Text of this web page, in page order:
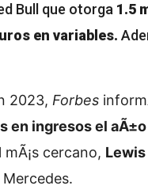
Bull que otorga 1.5
en variables.
2023, Forbes
en ingresos el
cercano,